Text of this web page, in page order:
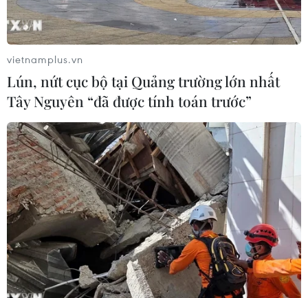
vietnamplus.vn
Lún, nứt cục bộ tại Quảng trường lớn nhất
Tây Nguyên “đã được tính toán trước”